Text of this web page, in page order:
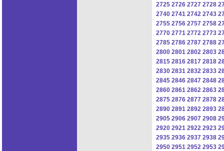
2725 2726 2727 2728
2740 2741 2742 2743
2755 2756 2757 2758
2770 2771 2772 2773
2785 2786 2787 2788
2800 2801 2802 2803
2815 2816 2817 2818
2830 2831 2832 2833
2845 2846 2847 2848
2860 2861 2862 2863
2875 2876 2877 2878
2890 2891 2892 2893
2905 2906 2907 2908
2920 2921 2922 2923
2935 2936 2937 2938
2950 2951 2952 2953